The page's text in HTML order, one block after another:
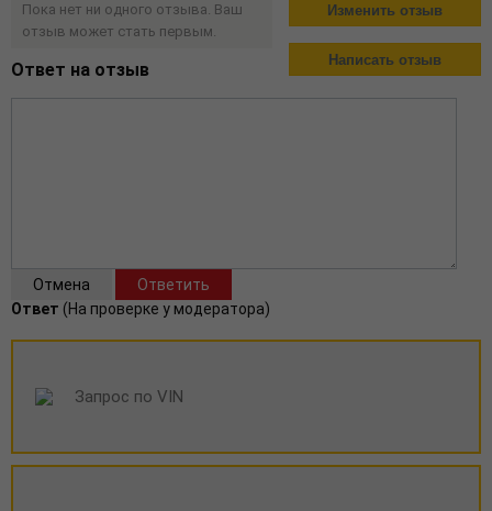
Пока нет ни одного отзыва. Ваш
отзыв может стать первым.
Ответ на отзыв
Ответ (На проверке у модератора)
Запрос по VIN